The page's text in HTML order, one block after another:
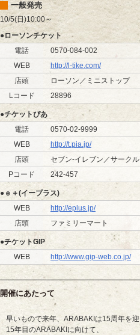
一般発売
10/5(日)10:00～
●ローソンチケット
電話
0570-084-002
WEB
http://l-tike.com/
店頭
ローソン／ミニストップ
Lコード
28896
●チケットぴあ
電話
0570-02-9999
WEB
http://t.pia.jp/
店頭
セブン-イレブン／サーク
Pコード
242-457
●ｅ＋(イープラス)
WEB
http://eplus.jp/
店頭
ファミリーマート
●チケットGIP
WEB
http://www.gip-web.co.jp/
開催にあたって
早いもので来年、ARABAKIは15周年を迎
15年目のARABAKIに向けて、